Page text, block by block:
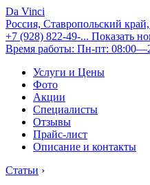
Da Vinci
Россия, Ставропольский
+7 (928) 822-49-... Показать
Время работы: Пн-пт:
Услуги и Цены
Фото
Акции
Специалисты
Отзывы
Прайс-лист
Описание и контакты
Статьи ›